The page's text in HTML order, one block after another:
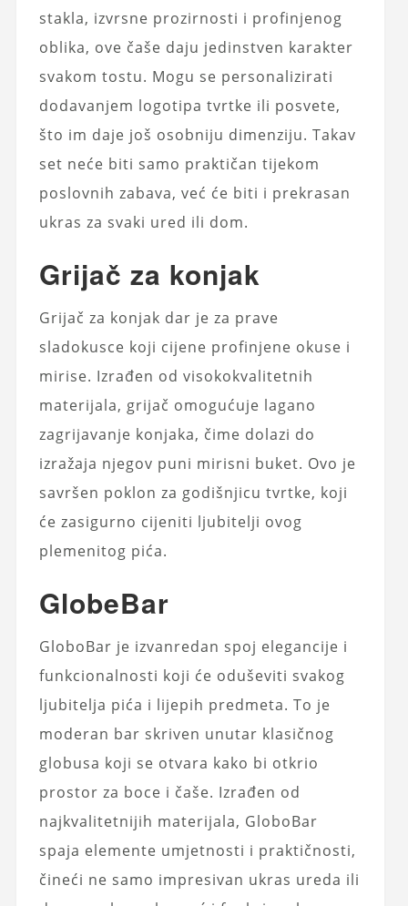
stakla, izvrsne prozirnosti i profinjenog
oblika, ove čaše daju jedinstven karakter
svakom tostu. Mogu se personalizirati
dodavanjem logotipa tvrtke ili posvete,
što im daje još osobniju dimenziju. Takav
set neće biti samo praktičan tijekom
poslovnih zabava, već će biti i prekrasan
ukras za svaki ured ili dom.
Grijač za konjak
Grijač za konjak dar je za prave
sladokusce koji cijene profinjene okuse i
mirise. Izrađen od visokokvalitetnih
materijala, grijač omogućuje lagano
zagrijavanje konjaka, čime dolazi do
izražaja njegov puni mirisni buket. Ovo je
savršen poklon za godišnjicu tvrtke, koji
će zasigurno cijeniti ljubitelji ovog
plemenitog pića.
GlobeBar
GloboBar je izvanredan spoj elegancije i
funkcionalnosti koji će oduševiti svakog
ljubitelja pića i lijepih predmeta. To je
moderan bar skriven unutar klasičnog
globusa koji se otvara kako bi otkrio
prostor za boce i čaše. Izrađen od
najkvalitetnijih materijala, GloboBar
spaja elemente umjetnosti i praktičnosti,
čineći ne samo impresivan ukras ureda ili